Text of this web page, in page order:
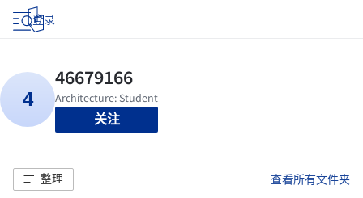
登录
关注
整理 查看所有文件夹